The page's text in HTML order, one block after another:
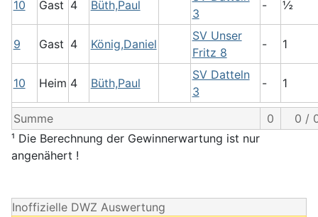
10 Gast 4 Büth,Paul
3
- ½
9 Gast 4 König,Daniel
SV Unser
Fritz 8
- 1
10 Heim 4 Büth,Paul
SV Datteln
3
- 1
Summe 0
0 /
¹ Die Berechnung der Gewinnerwartung ist nur
angenähert !
Inoffizielle DWZ Auswertung